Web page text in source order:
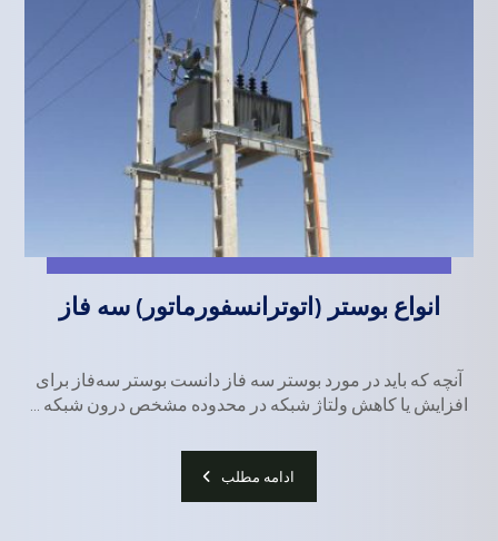
انواع بوستر (اتوترانسفورماتور) سه فاز
آنچه که باید در مورد بوستر سه فاز دانست بوستر سه‌فاز برای
افزایش یا کاهش ولتاژ شبکه در محدوده مشخص درون شبکه ...
ادامه مطلب